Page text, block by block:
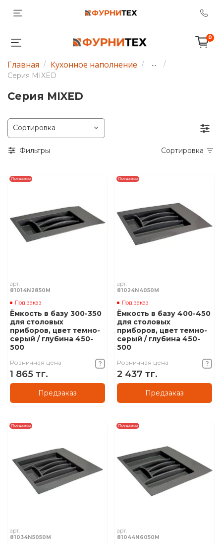
0
Главная Кухонное наполнение
...
Серия MIXED
Серия MIXED
Фильтры Сортировка
Предзаказ
арт.
81014N2850M
Под заказ
Ёмкость в базу 300-350
для столовых
приборов, цвет темно-
серый / глубина 450-
500
Розничная цена
1 865 тг.
Предзаказ
Предзаказ
арт.
81024N4050M
Под заказ
Ёмкость в базу 400-450
для столовых
приборов, цвет темно-
серый / глубина 450-
500
Розничная цена
2 437 тг.
Предзаказ
Предзаказ
арт.
81034N5050M
Предзаказ
арт.
81044N6050M